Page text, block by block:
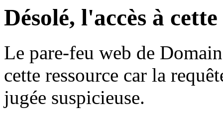
Désolé, l'accès à
Le pare-feu web de
cette ressource car la
jugée suspicieuse.